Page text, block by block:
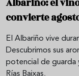
Albariño: el
convierte
El Albariño vive
Descubrimos sus
potencial de guarda
Rías Baixas.